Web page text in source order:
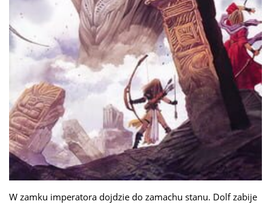
W zamku imperatora dojdzie do zamachu stanu. Dolf zabije